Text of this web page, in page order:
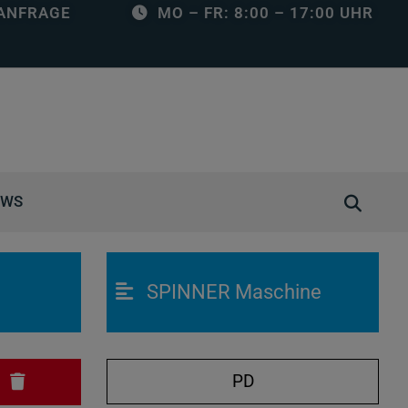
MO – FR: 8:00 – 17:00 UHR
c
ö
f
SPINNER Maschine
PD